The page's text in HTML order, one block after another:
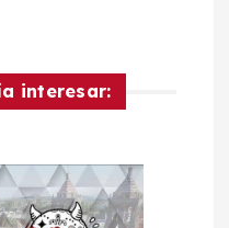
interesar: